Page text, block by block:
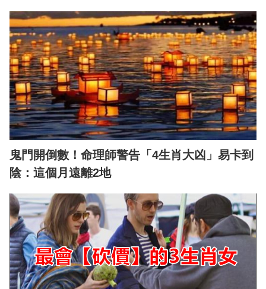
鬼門開倒數！命理師警告「4生肖大凶」易卡到
陰：這個月遠離2地